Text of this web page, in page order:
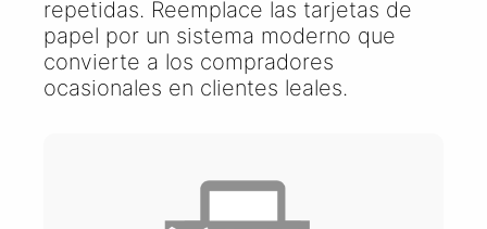
repetidas. Reemplace las tarjetas de
papel por un sistema moderno que
convierte a los compradores
ocasionales en clientes leales.